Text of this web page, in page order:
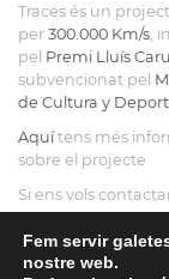
Traces és un
per 300.000 Km/s ,
pel Premi Lluís
subvencionat pel
de Cultura y
Aquítens més
sobre el projecte
Si ens vols
ho a
Fem servir
nostre web.